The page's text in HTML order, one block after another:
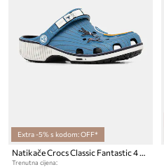
Extra -5% s kodom: OFF*
Trenutna cijena: